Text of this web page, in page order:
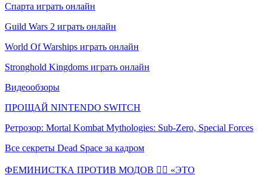
Спарта играть онлайн
Guild Wars 2 играть онлайн
World Of Warships играть онлайн
Stronghold Kingdoms играть онлайн
Видеообзоры
ПРОЩАЙ NINTENDO SWITCH
Ретрозор: Mortal Kombat Mythologies: Sub-Zero, Special Forces
Все секреты Dead Space за кадром
ФЕМИНИСТКА ПРОТИВ МОДОВ 🤦‍♀️ «ЭТО